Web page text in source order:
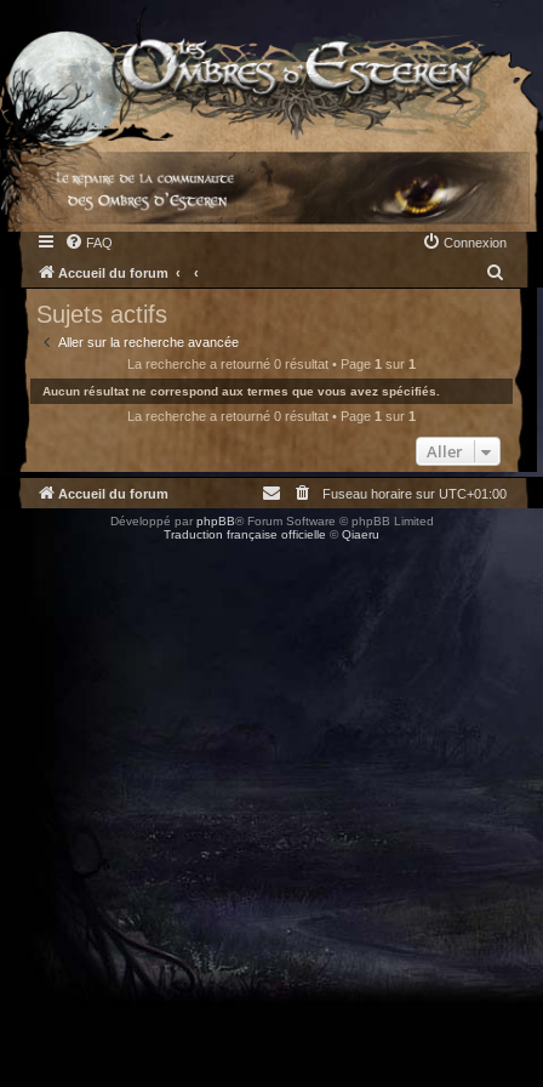
FAQ Connexion
Accueil du forum
h
Sujets actifs
Aller sur la recherche avancée
La recherche a retourné 0 résultat • Page 1 sur 1
Aucun résultat ne correspond aux termes que vous avez spécifiés.
La recherche a retourné 0 résultat • Page 1 sur 1
Aller
Accueil du forum Fuseau horaire sur UTC+01:00
Développé par phpBB® Forum Software © phpBB Limited
Traduction française officielle ©Qiaeru